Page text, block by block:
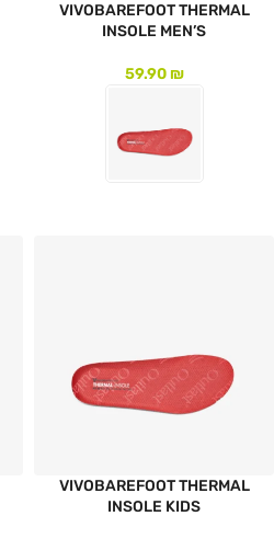
VIVOBAREFOOT THERMAL
INSOLE MEN’S
59.90₪
VIVOBAREFOOT THERMAL
INSOLE KIDS